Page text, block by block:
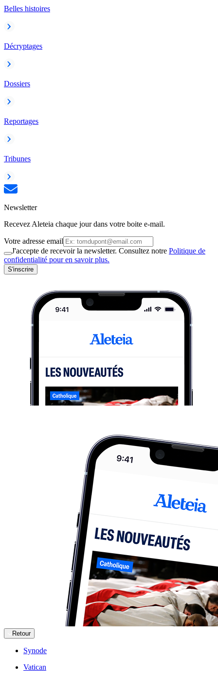
Belles histoires
Décryptages
Dossiers
Reportages
Tribunes
Newsletter
Recevez Aleteia chaque jour dans votre boite e-mail.
Votre adresse email
J'accepte de recevoir la newsletter. Consultez notre Politique de
confidentialité pour en savoir plus.
S'inscrire
Retour
Synode
Vatican